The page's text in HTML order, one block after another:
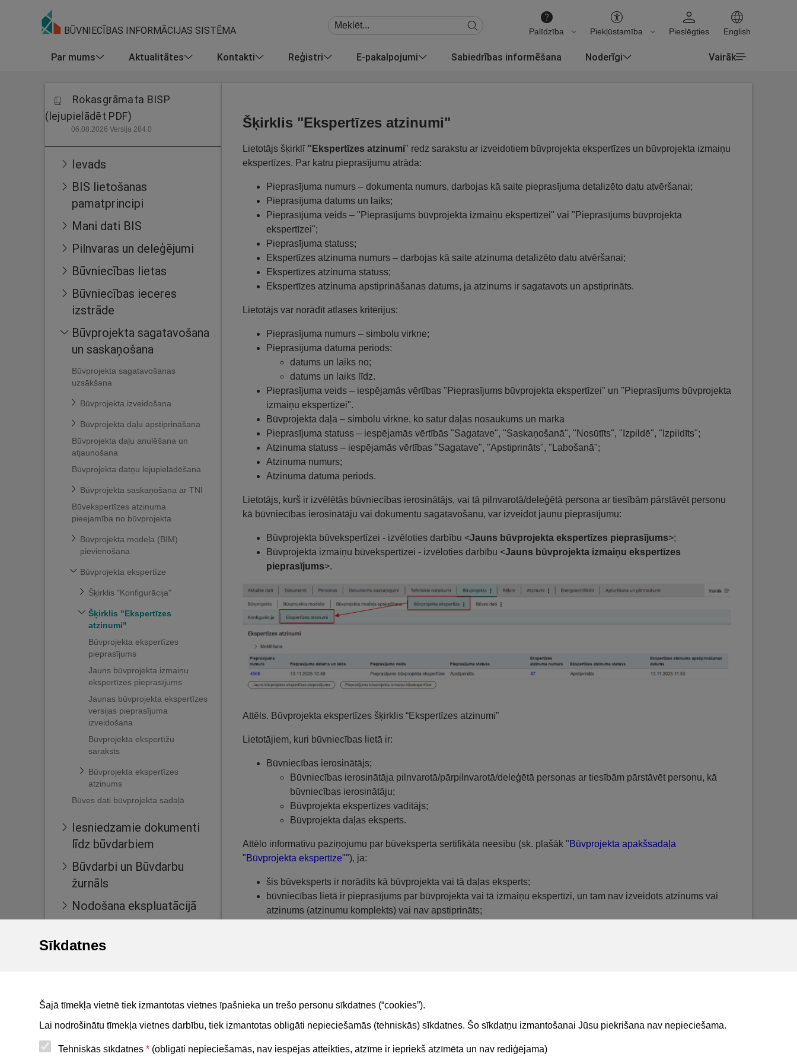
BŪVNIECĪBAS INFORMĀCIJAS SISTĒMA Palīdzība Piekļūstamība Pieslēgties English
Par mums Aktualitātes Kontakti Reģistri E-pakalpojumi Sabiedrības informēšana Noderīgi Vairāk
Sīkdatnes
Šajā tīmekļa vietnē tiek izmantotas vietnes īpašnieka un trešo personu sīkdatnes (“cookies”).
Lai nodrošinātu tīmekļa vietnes darbību, tiek izmantotas obligāti nepieciešamās (tehniskās) sīkdatnes. Šo sīkdatņu izmantošanai Jūsu piekrišana nav nepieciešama.
Tehniskās sīkdatnes * (obligāti nepieciešamās, nav iespējas atteikties, atzīme ir iepriekš atzīmēta un nav rediģējama)
Rokasgrāmata BISP
(lejupielādēt PDF)
06.08.2026 Versija 284.0
Ievads
BIS lietošanas
pamatprincipi
Mani dati BIS
Pilnvaras un deleģējumi
Būvniecības lietas
Būvniecības ieceres
izstrāde
Būvprojekta sagatavošana
un saskaņošana
Būvprojekta sagatavošanas
uzsākšana
Būvprojekta izveidošana
Būvprojekta daļu apstiprināšana
Būvprojekta daļu anulēšana un
atjaunošana
Būvprojekta datņu lejupielādēšana
Būvprojekta saskaņošana ar TNI
Būvekspertīzes atzinuma
pieejamība no būvprojekta
Būvprojekta modeļa (BIM)
pievienošana
Būvprojekta ekspertīze
Šķirklis "Konfigurācija"
Šķirklis "Ekspertīzes
atzinumi"
Būvprojekta ekspertīzes
pieprasījums
Jauns būvprojekta izmaiņu
ekspertīzes pieprasījums
Jaunas būvprojekta ekspertīzes
versijas pieprasījuma
izveidošana
Būvprojekta ekspertīžu
saraksts
Būvprojekta ekspertīzes
atzinums
Būves dati būvprojekta sadaļā
Iesniedzamie dokumenti
līdz būvdarbiem
Būvdarbi un Būvdarbu
žurnāls
Nodošana ekspluatācijā
Māju lietas
For non-residents
Šķirklis "Ekspertīzes atzinumi"
Lietotājs šķirklī "Ekspertīzes atzinumi" redz sarakstu ar izveidotiem būvprojekta ekspertīzes un būvprojekta izmaiņu
ekspertīzes. Par katru pieprasījumu atrāda:
Pieprasījuma numurs – dokumenta numurs, darbojas kā saite pieprasījuma detalizēto datu atvēršanai;
Pieprasījuma datums un laiks;
Pieprasījuma veids – "Pieprasījums būvprojekta izmaiņu ekspertīzei" vai "Pieprasījums būvprojekta
ekspertīzei";
Pieprasījuma statuss;
Ekspertīzes atzinuma numurs – darbojas kā saite atzinuma detalizēto datu atvēršanai;
Ekspertīzes atzinuma statuss;
Ekspertīzes atzinuma apstiprināšanas datums, ja atzinums ir sagatavots un apstiprināts.
Lietotājs var norādīt atlases kritērijus:
Pieprasījuma numurs – simbolu virkne;
Pieprasījuma datuma periods:
datums un laiks no;
datums un laiks līdz.
Pieprasījuma veids – iespējamās vērtības "Pieprasījums būvprojekta ekspertīzei" un "Pieprasījums būvprojekta
izmaiņu ekspertīzei".
Būvprojekta daļa – simbolu virkne, ko satur daļas nosaukums un marka
Pieprasījuma statuss – iespējamās vērtībās "Sagatave", "Saskaņošanā", "Nosūtīts", "Izpildē", "Izpildīts";
Atzinuma statuss – iespējamās vērtības "Sagatave", "Apstiprināts", "Labošanā";
Atzinuma numurs;
Atzinuma datuma periods.
Lietotājs, kurš ir izvēlētās būvniecības ierosinātājs, vai tā pilnvarotā/deleģētā persona ar tiesībām pārstāvēt personu
kā būvniecības ierosinātāju vai dokumentu sagatavošanu, var izveidot jaunu pieprasījumu:
Būvprojekta būvekspertīzei - izvēloties darbību <Jauns būvprojekta ekspertīzes pieprasījums>;
Būvprojekta izmaiņu būvekspertīzei - izvēloties darbību <Jauns būvprojekta izmaiņu ekspertīzes
pieprasījums>.
Attēls. Būvprojekta ekspertīzes šķirklis “Ekspertīzes atzinumi”
Lietotājiem, kuri būvniecības lietā ir:
Būvniecības ierosinātājs;
Būvniecības ierosinātāja pilnvarotā/pārpilnvarotā/deleģētā personas ar tiesībām pārstāvēt personu, kā
būvniecības ierosinātāju;
Būvprojekta ekspertīzes vadītājs;
Būvprojekta daļas eksperts.
Attēlo informatīvu paziņojumu par būveksperta sertifikāta neesību (sk. plašāk " Būvprojekta apakšsadaļa
"Būvprojekta ekspertīze""), ja:
šis būveksperts ir norādīts kā būvprojekta vai tā daļas eksperts;
būvniecības lietā ir pieprasījums par būvprojekta vai tā izmaiņu ekspertīzi, un tam nav izveidots atzinums vai
atzinums (atzinumu komplekts) vai nav apstiprināts;